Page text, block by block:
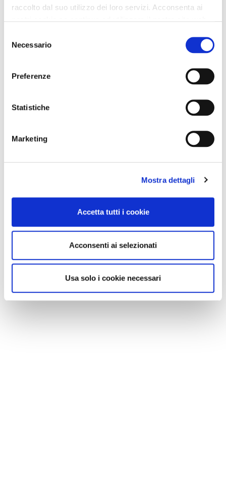
raccolto dal suo utilizzo dei loro servizi. Acconsenta ai
delNecessario
Preferenze
Statistiche
Marketing
Mostra dettagli
Accetta tutti i cookie
Acconsenti ai selezionati
Usa solo i cookie necessari